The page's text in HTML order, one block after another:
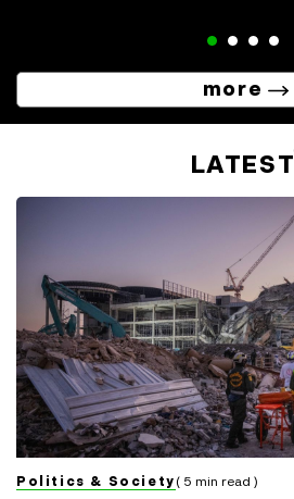
more
LATEST
Politics & Society ( 5 min read )